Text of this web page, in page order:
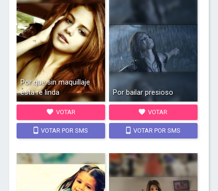
Por que sin maquillaje
esta re linda
VOTAR
VOTAR POR SMS
Por bailar presioso
VOTAR
VOTAR POR SMS